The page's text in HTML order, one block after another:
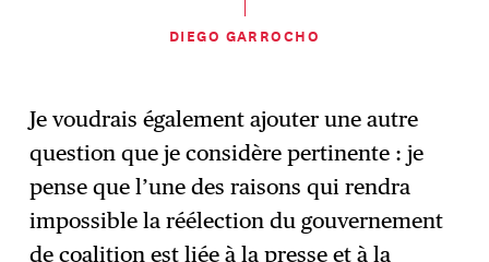
DIEGO GARROCHO
Je voudrais également ajouter une autre
question que je considère pertinente : je
pense que l’une des raisons qui rendra
impossible la réélection du gouvernement
de coalition est liée à la presse et à la